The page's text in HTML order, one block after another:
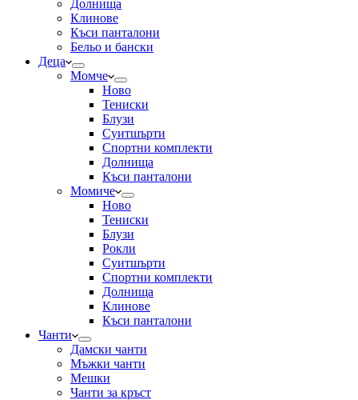
Долнища
Клинове
Къси панталони
Бельо и бански
Деца
Момче
Ново
Тениски
Блузи
Суитшърти
Спортни комплекти
Долнища
Къси панталони
Момиче
Ново
Тениски
Блузи
Рокли
Суитшърти
Спортни комплекти
Долнища
Клинове
Къси панталони
Чанти
Дамски чанти
Мъжки чанти
Мешки
Чанти за кръст